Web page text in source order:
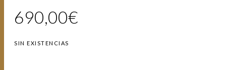
690,00€
SIN EXISTENCIAS